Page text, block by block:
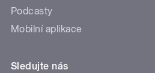
Podcasty
Mobilní aplikace
Sledujte nás